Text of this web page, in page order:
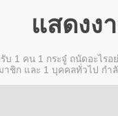
แสดงง
บ 1 คน 1 กระจู๋ ถนัดอะไรอ
าชิก และ 1 บุคคลทั่วไป กำ